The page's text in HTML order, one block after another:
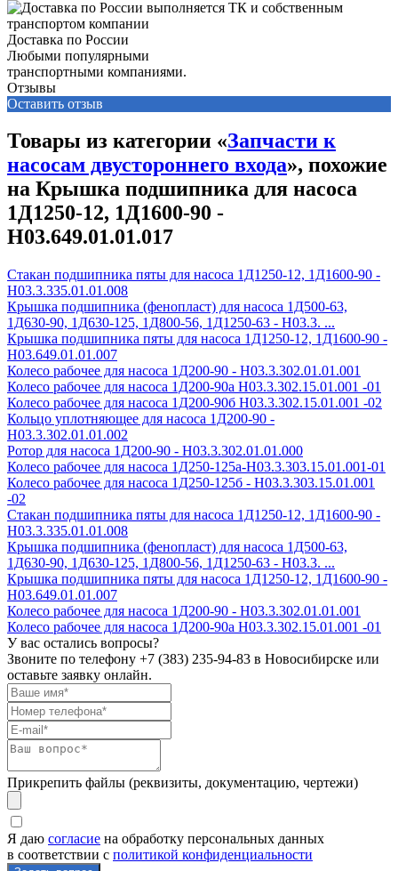
Доставка по России
Любыми популярными
транспортными компаниями.
Отзывы
Оставить отзыв
Товары из категории «Запчасти к
насосам двустороннего входа», похожие
на Крышка подшипника для насоса
1Д1250-12, 1Д1600-90 -
Н03.649.01.01.017
Стакан подшипника пяты для насоса 1Д1250-12, 1Д1600-90 -
Н03.3.335.01.01.008
Крышка подшипника (фенопласт) для насоса 1Д500-63,
1Д630-90, 1Д630-125, 1Д800-56, 1Д1250-63 - Н03.3. ...
Крышка подшипника пяты для насоса 1Д1250-12, 1Д1600-90 -
Н03.649.01.01.007
Колесо рабочее для насоса 1Д200-90 - H03.3.302.01.01.001
Колесо рабочее для насоса 1Д200-90а H03.3.302.15.01.001 -01
Колесо рабочее для насоса 1Д200-90б H03.3.302.15.01.001 -02
Кольцо уплотняющее для насоса 1Д200-90 -
Н03.3.302.01.01.002
Ротор для насоса 1Д200-90 - Н03.3.302.01.01.000
Колесо рабочее для насоса 1Д250-125а-Н03.3.303.15.01.001-01
Колесо рабочее для насоса 1Д250-125б - Н03.3.303.15.01.001
-02
Стакан подшипника пяты для насоса 1Д1250-12, 1Д1600-90 -
Н03.3.335.01.01.008
Крышка подшипника (фенопласт) для насоса 1Д500-63,
1Д630-90, 1Д630-125, 1Д800-56, 1Д1250-63 - Н03.3. ...
Крышка подшипника пяты для насоса 1Д1250-12, 1Д1600-90 -
Н03.649.01.01.007
Колесо рабочее для насоса 1Д200-90 - H03.3.302.01.01.001
Колесо рабочее для насоса 1Д200-90а H03.3.302.15.01.001 -01
У вас остались вопросы?
Звоните по телефону +7 (383) 235-94-83 в Новосибирске или
оставьте заявку онлайн.
Прикрепить файлы (реквизиты, документацию, чертежи)
Я даю согласие на обработку персональных данных
в соответствии с политикой конфиденциальности